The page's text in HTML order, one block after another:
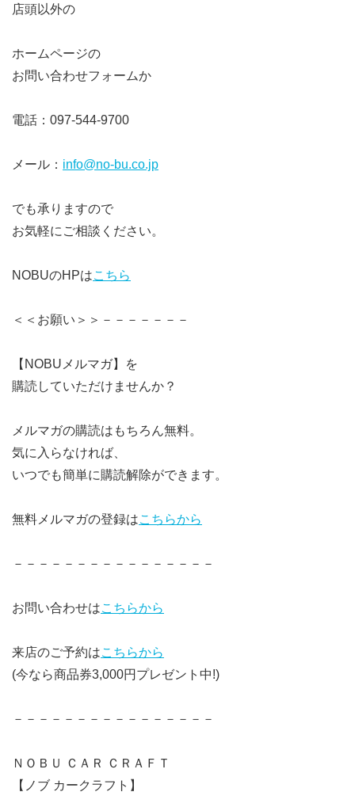
店頭以外の
ホームページの
お問い合わせフォームか
電話：097-544-9700
メール： info@no-bu.co.jp
でも承りますので
お気軽にご相談ください。
NOBUのHPはこちら
＜＜お願い＞＞－－－－－－－
【NOBUメルマガ】を
購読していただけませんか？
メルマガの購読はもちろん無料。
気に入らなければ、
いつでも簡単に購読解除ができます。
無料メルマガの登録はこちらから
－－－－－－－－－－－－－－－－
お問い合わせはこちらから
来店のご予約はこちらから
(今なら商品券3,000円プレゼント中!)
－－－－－－－－－－－－－－－－
ＮＯＢＵ ＣＡＲ ＣＲＡＦＴ
【ノブ カークラフト】